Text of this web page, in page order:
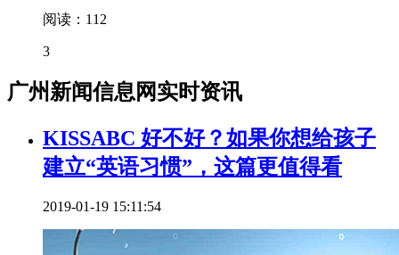
阅读：112
3
广州新闻信息网实时资讯
KISSABC 好不好？如果你想给孩子
建立“英语习惯”，这篇更值得看
2019-01-19 15:11:54